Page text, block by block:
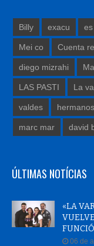
Billy exacu
Mei co Cuenta
diego mizrahi
LAS PASTI La
valdes hermanos
marc mar david
ÚLTIMAS NOTÍCIAS
«LA
06 de